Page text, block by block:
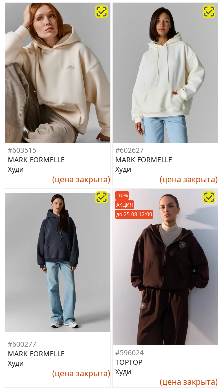
#603515
MARK FORMELLE
Худи
(цена закрыта)
#602627
MARK FORMELLE
Худи
(цена закрыта)
#600277
MARK FORMELLE
Худи
(цена закрыта)
-10%
АКЦИЯ
до 25.08 12:00
#596024
TOPTOP
Худи
(цена закрыта)